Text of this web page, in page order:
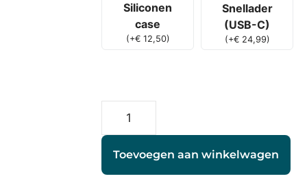
Siliconen
case
(+€12,50)
Snellader
(USB-C)
(+€24,99)
Toevoegen aan winkelwagen